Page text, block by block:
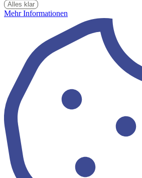
Alles klar
Mehr Informationen